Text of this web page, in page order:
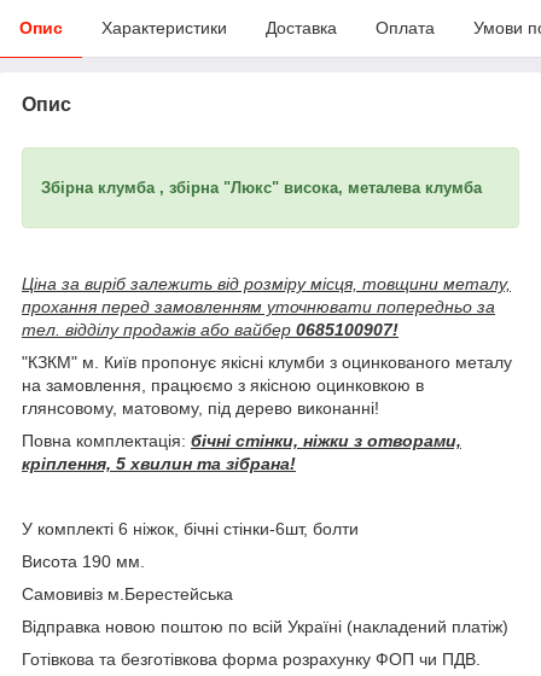
Опис Характеристики Доставка Оплата Умови
Опис
Збірна клумба , збірна "Люкс" висока, металева клумба
Ціна за виріб залежить від розміру місця, товщини металу,
прохання перед замовленням уточнювати попередньо за
тел. відділу продажів або вайбер 0685100907!
"КЗКМ" м. Київ пропонує якісні клумби з оцинкованого металу
на замовлення, працюємо з якісною оцинковкою в
глянсовому, матовому, під дерево виконанні!
Повна комплектація: бічні стінки, ніжки з отворами,
кріплення, 5 хвилин та зібрана!
У комплекті 6 ніжок, бічні стінки-6шт, болти
Висота 190 мм.
Самовивіз м.Берестейська
Відправка новою поштою по всій Україні (накладений платіж)
Готівкова та безготівкова форма розрахунку ФОП чи ПДВ.